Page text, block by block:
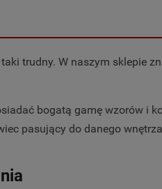
trudny. W naszym sklepie
bogatą gamę wzorów i
pasujący do danego